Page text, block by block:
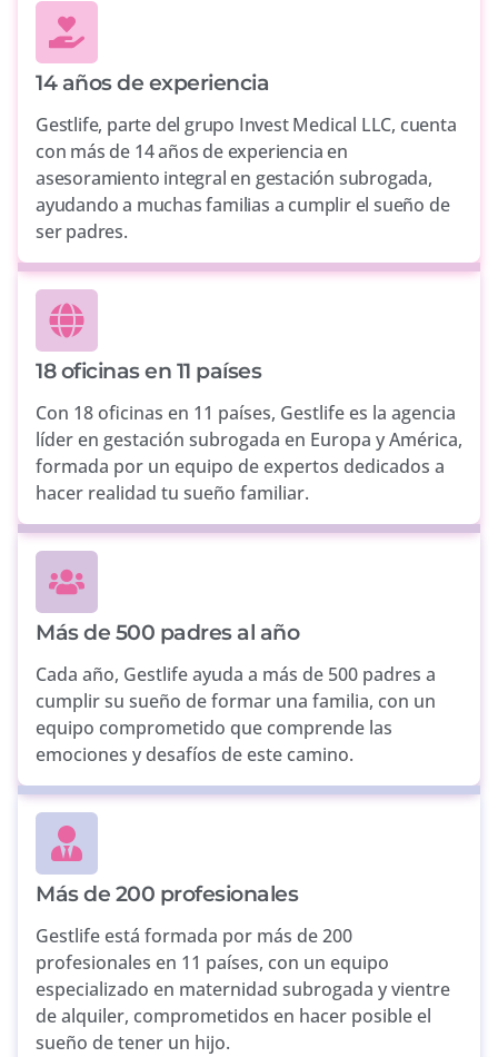
14 años de experiencia
Gestlife, parte del grupo Invest Medical LLC, cuenta
con más de 14 años de experiencia en
asesoramiento integral en gestación subrogada,
ayudando a muchas familias a cumplir el sueño de
ser padres.
18 oficinas en 11 países
Con 18 oficinas en 11 países, Gestlife es la agencia
líder en gestación subrogada en Europa y América,
formada por un equipo de expertos dedicados a
hacer realidad tu sueño familiar.
Más de 500 padres al año
Cada año, Gestlife ayuda a más de 500 padres a
cumplir su sueño de formar una familia, con un
equipo comprometido que comprende las
emociones y desafíos de este camino.
Más de 200 profesionales
Gestlife está formada por más de 200
profesionales en 11 países, con un equipo
especializado en maternidad subrogada y vientre
de alquiler, comprometidos en hacer posible el
sueño de tener un hijo.